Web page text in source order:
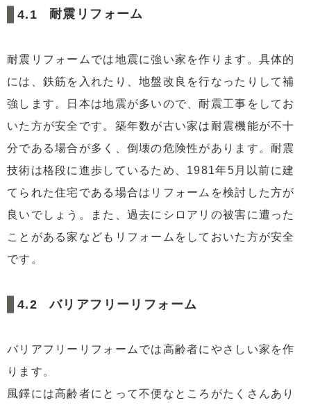
耐震リフォーム
耐震リフォームでは地震に強い家を作ります。具体的
には、鉄筋を入れたり、地盤改良を行なったりして補
強します。日本は地震が多いので、耐震工事をしてお
いた方が安全です。築年数が古い家は耐震機能が不十
分である場合が多く、倒壊の危険性があります。耐震
技術は格段に進歩しているため、1981年5月以前に建
てられた住宅である場合はリフォームを検討した方が
良いでしょう。また、過去にシロアリの被害に遭った
ことがある家などもリフォームをしておいた方が安全
です。
バリアフリーリフォーム
バリアフリーリフォームでは高齢者にやさしい家を作
ります。
風鐸には高齢者にとって不便なところがたくさんあり